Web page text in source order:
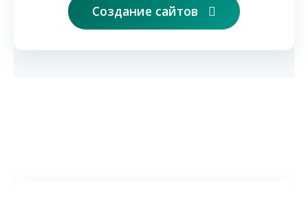
Создание сайтов